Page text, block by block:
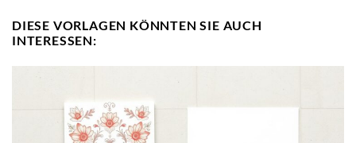
DIESE VORLAGEN KÖNNTEN SIE AUCH
INTERESSEN: